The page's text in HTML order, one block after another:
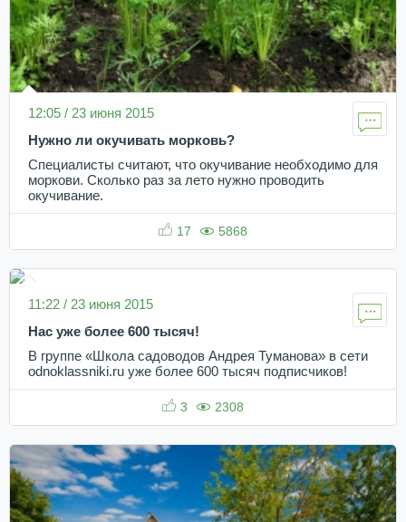
12:05 / 23 июня 2015
Нужно ли окучивать морковь?
Специалисты считают, что окучивание необходимо для
моркови. Сколько раз за лето нужно проводить
окучивание.
17 5868
11:22 / 23 июня 2015
Нас уже более 600 тысяч!
В группе «Школа садоводов Андрея Туманова» в сети
odnoklassniki.ru уже более 600 тысяч подписчиков!
3 2308